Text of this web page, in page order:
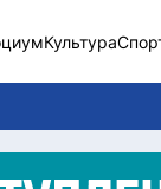
Культура